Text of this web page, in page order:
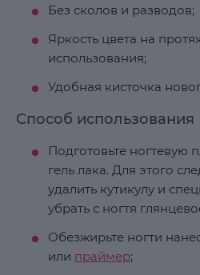
Без сколов и разводов;
Яркость цвета на
использования;
Удобная кисточка
Способ использования
Подготовьте ногтевую
гель лака. Для этого
удалить кутикулу и
убрать с ногтя
Обезжирьте ногти
или праймер;